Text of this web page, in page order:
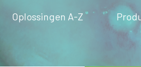
Oplossingen A-Z